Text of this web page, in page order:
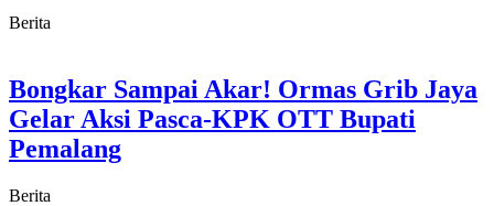
Berita
Bongkar Sampai Akar! Ormas Grib Jaya
Gelar Aksi Pasca-KPK OTT Bupati
Pemalang
Berita